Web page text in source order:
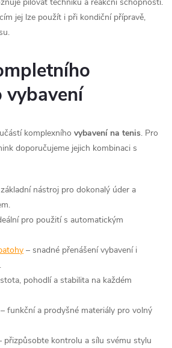
jej lze použít i při kondiční přípravě,
vybavení
komplexního vybavení na tenis. Pro
doporučujeme jejich kombinaci s
nástroj pro dokonalý úder a
pro použití s automatickým
– snadné přenášení vybavení i
pohodlí a stabilita na každém
– funkční a prodyšné materiály pro volný
přizpůsobte kontrolu a sílu svému stylu